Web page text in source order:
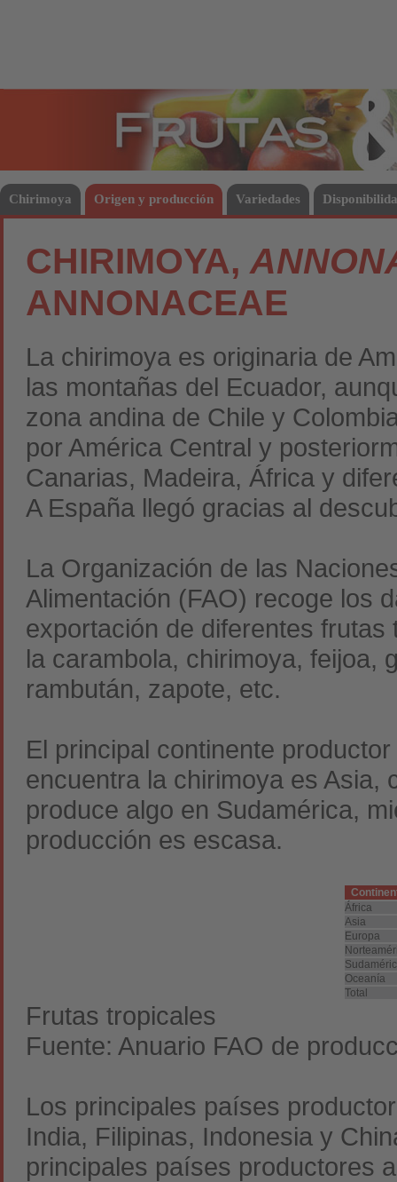
Chirimoya Origen y producción Variedades
CHIRIMOYA,
ANNONACEAE
La chirimoya es originaria de
las montañas del Ecuador,
zona andina de Chile y
por América Central y
Canarias, Madeira, África y
A España llegó gracias al
La Organización de las
Alimentación (FAO) recoge los
exportación de diferentes
la carambola, chirimoya, feijoa,
rambután, zapote, etc.
El principal continente
encuentra la chirimoya es Asia,
produce algo en Sudamérica,
producción es escasa.
África
Asia
Europa
Oceanía
Total
Frutas tropicales
Fuente: Anuario FAO de
Los principales países
India, Filipinas, Indonesia y
principales países productores